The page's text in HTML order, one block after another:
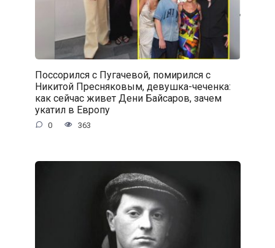
Поссорился с Пугачевой, помирился с
Никитой Пресняковым, девушка-чеченка:
как сейчас живет Дени Байсаров, зачем
укатил в Европу
0 363